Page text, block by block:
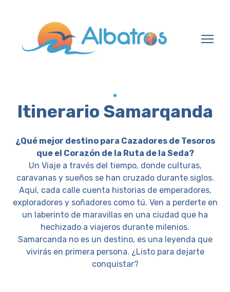
Itinerario Samarqanda
¿Qué mejor destino para Cazadores de Tesoros
que el Corazón de la Ruta de la Seda?
Un Viaje a través del tiempo, donde culturas,
caravanas y sueños se han cruzado durante siglos.
Aquí, cada calle cuenta historias de emperadores,
exploradores y soñadores como tú. Ven a perderte en
un laberinto de maravillas en una ciudad que ha
hechizado a viajeros durante milenios.
Samarcanda no es un destino, es una leyenda que
vivirás en primera persona. ¿Listo para dejarte
conquistar?